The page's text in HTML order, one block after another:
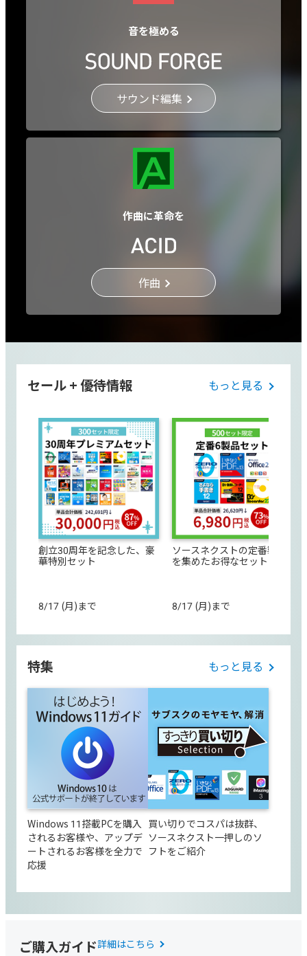
音を極める
サウンド編集
作曲に革命を
作曲
セール + 優待情報 もっと見る
創立30周年を記念した、豪
華特別セット
8/17 (月)まで
ソースネクストの定番製品
を集めたお得なセット
8/17 (月)まで
特集 もっと見る
Windows 11搭載PCを購入
されるお客様や、アップデ
ートされるお客様を全力で
応援
買い切りでコスパは抜群、
ソースネクスト一押しのソ
フトをご紹介
ご購入ガイド詳細はこちら